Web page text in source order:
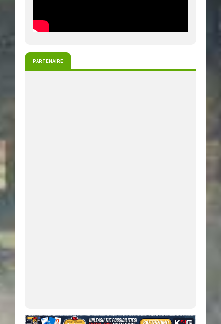
PARTENAIRE